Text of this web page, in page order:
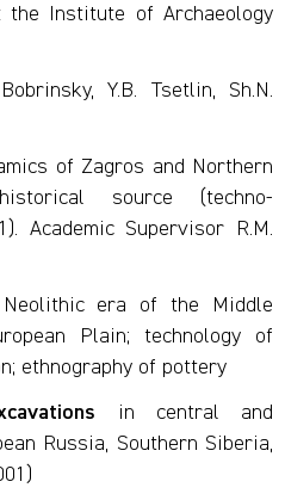
the Institute of Archaeology
Y.B. Tsetlin, Sh.N.
of Zagros and Northern
source (techno-
Academic Supervisor R.M.
era of the Middle
Plain; technology of
ethnography of pottery
in central and
Russia, Southern Siberia,